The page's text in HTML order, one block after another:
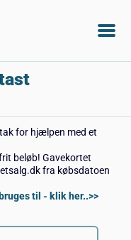
for hjælpen med et
beløb! Gavekortet
fra købsdatoen
til - klik her..>>